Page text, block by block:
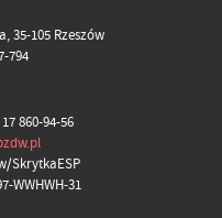
35-105 Rzeszów
794
860-94-56
SkrytkaESP
WWHWH-31